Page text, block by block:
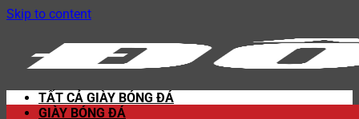
Skip to content
TẤT CẢ GIÀY BÓNG ĐÁ
GIÀY BÓNG ĐÁ